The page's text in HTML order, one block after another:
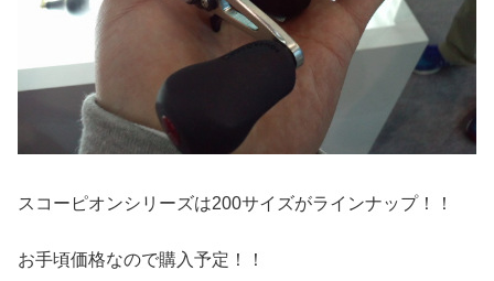
スコーピオンシリーズは200サイズがラインナップ！！
お手頃価格なので購入予定！！